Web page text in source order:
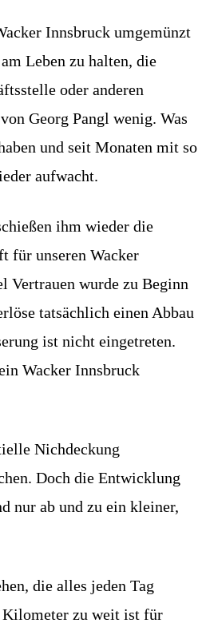
Innsbruck umgemünzt
Leben zu halten, die
oder anderen
Georg Pangl wenig. Was
und seit Monaten mit so
aufwacht.
ihm wieder die
für unseren Wacker
Vertrauen wurde zu Beginn
tatsächlich einen Abbau
ist nicht eingetreten.
Wacker Innsbruck
Nichdeckung
Doch die Entwicklung
nur ab und zu ein kleiner,
die alles jeden Tag
Kilometer zu weit ist für